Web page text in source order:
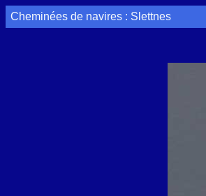
Cheminées de navires : Slettnes